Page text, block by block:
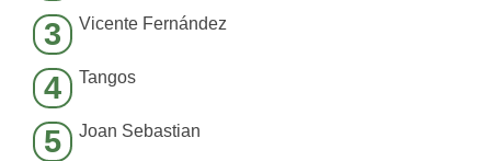
3 Vicente Fernández
4 Tangos
5 Joan Sebastian